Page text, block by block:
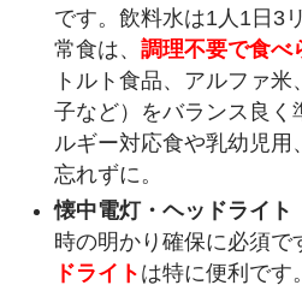
です。飲料水は1人1日3
常食は、 調理不要で食べ
トルト食品、アルファ
子など）をバランス良く
ルギー対応食や乳幼児用
忘れずに。
懐中電灯・ヘッドライト
時の明かり確保に必須で
ドライト は特に便利です